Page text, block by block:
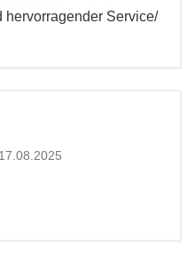
hervorragender Service/